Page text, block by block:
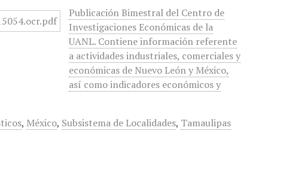
Publicación Bimestral del Centro de
Investigaciones Económicas de la
UANL. Contiene información referente
a actividades industriales, comerciales y
económicas de Nuevo León y México,
así como indicadores económicos y
, México, Subsistema de Localidades, Tamaulipas